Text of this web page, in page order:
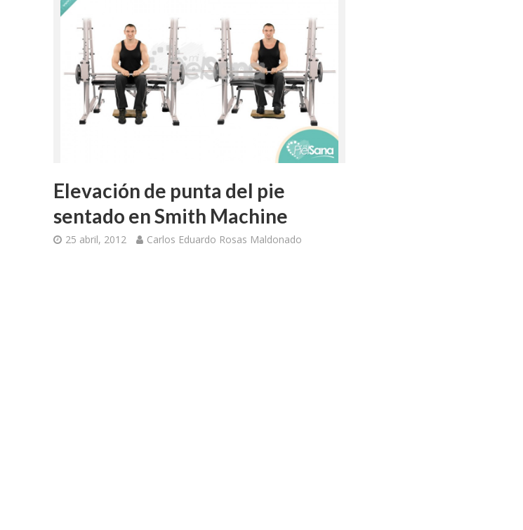
Elevación de punta del pie
sentado en Smith Machine
25 abril, 2012 Carlos Eduardo Rosas Maldonado